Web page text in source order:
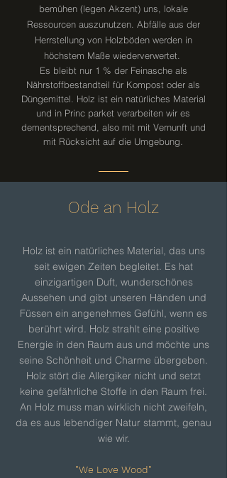
bemühen (legen Akzent) uns, lokale
Ressourcen auszunutzen. Abfälle aus der
Herrstellung von Holzböden werden in
höchstem Maße wiederverwertet.
Es bleibt nur 1 % der Feinasche als
Nährstoffbestandteil für Kompost oder als
Düngemittel. Holz ist ein natürliches Material
und in Princ parket verarbeiten wir es
dementsprechend, also mit mit Vernunft und
mit Rücksicht auf die Umgebung.
Ode an Holz
Holz ist ein natürliches Material, das uns
seit ewigen Zeiten begleitet. Es hat
einzigartigen Duft, wunderschönes
Aussehen und gibt unseren Händen und
Füssen ein angenehmes Gefühl, wenn es
berührt wird. Holz strahlt eine positive
Energie in den Raum aus und möchte uns
seine Schönheit und Charme übergeben.
Holz stört die Allergiker nicht und setzt
keine gefährliche Stoffe in den Raum frei.
An Holz muss man wirklich nicht zweifeln,
da es aus lebendiger Natur stammt, genau
wie wir.
"We Love Wood"